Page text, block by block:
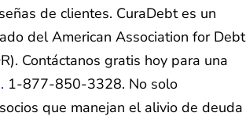
de clientes. CuraDebt es un
del American Association for Debt
Contáctanos gratis hoy para una
1-877-850-3328. No solo
que manejan el alivio de deuda